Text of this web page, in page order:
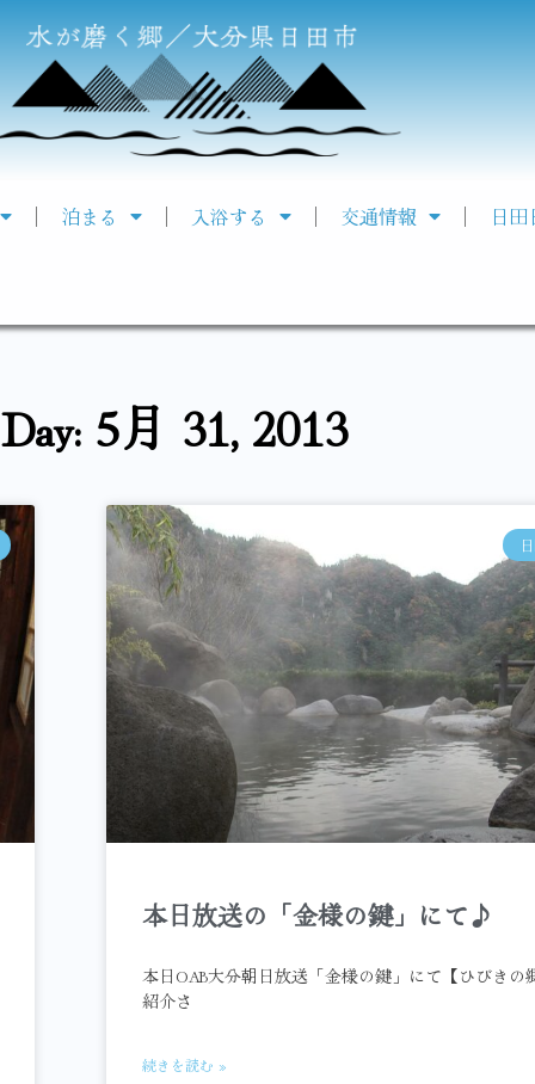
泊まる 入浴する 交通情報 日
Day: 5月 31, 2013
本日放送の「金様の鍵」にて♪
本日OAB大分朝日放送「金様の鍵」にて【ひびきの
紹介さ
続きを読む »